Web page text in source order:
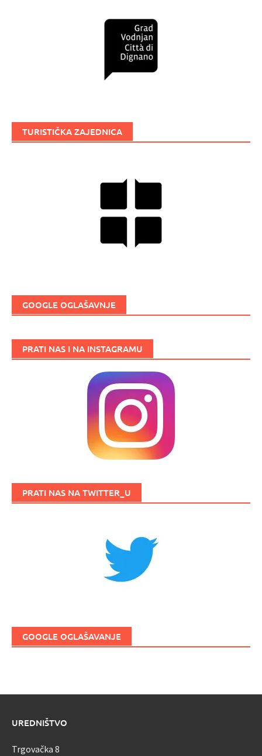
TURISTIČKA ZAJEDNICA
GOOGLE OGLAŠAVNJE
PRATI NAS I NA INSTAGRAMU
PRATI NAS NA TWITTER_U
GOOGLE OGLAŠAVANJE
UREDNIŠTVO
Trgovačka 8